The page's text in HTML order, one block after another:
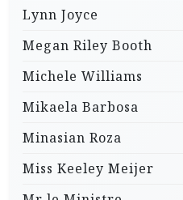
Lynn Joyce
Megan Riley Booth
Michele Williams
Mikaela Barbosa
Minasian Roza
Miss Keeley Meijer